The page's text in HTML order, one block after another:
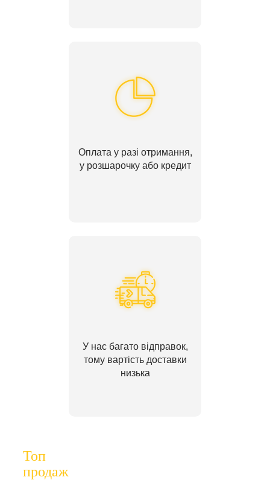
Оплата у разі отримання,
у розшарочку або кредит
У нас багато відправок,
тому вартість доставки
низька
Топ
продаж